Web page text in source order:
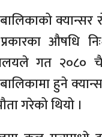
औषधि
गत २०८०
हुने
गरेको थियो ।